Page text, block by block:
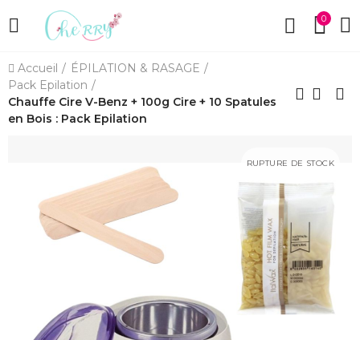
0
Accueil
ÉPILATION & RASAGE
Pack Epilation
Chauffe Cire V-Benz + 100g Cire + 10 Spatules
en Bois : Pack Epilation
RUPTURE DE STOCK